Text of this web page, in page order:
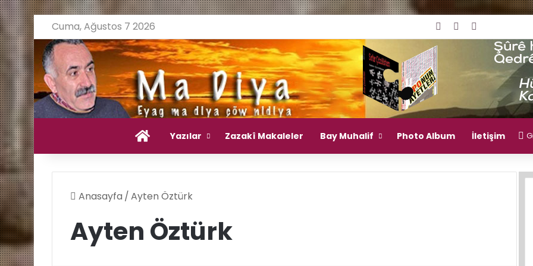
Cuma, Ağustos 7 2026 Giriş YapRastgele Makale
Ana Sayfa
Yazılar Zazakî Makaleler Bay Muhalif Photo Album İletişim
Anasayfa /Ayten Öztürk
Ayten Öztürk